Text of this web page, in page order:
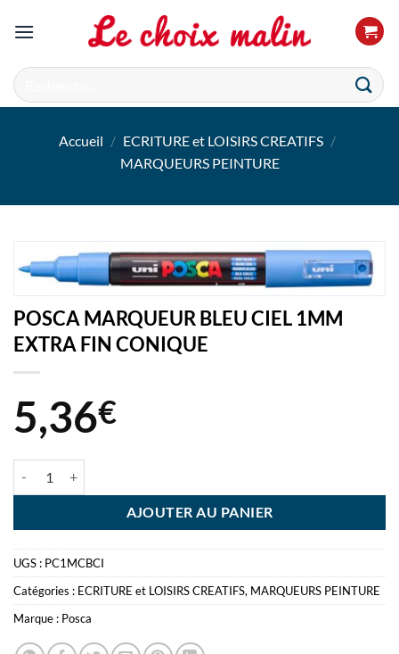
Recherche
pour :
Accueil / ECRITURE et LOISIRS CREATIFS /
MARQUEURS PEINTURE
POSCA MARQUEUR BLEU CIEL 1MM
EXTRA FIN CONIQUE
5,36€
AJOUTER AU PANIER
UGS : PC1MCBCI
Catégories : ECRITURE et LOISIRS CREATIFS, MARQUEURS PEINTURE
Marque : Posca